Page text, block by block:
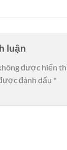
luận
được hiển
đánh dấu *